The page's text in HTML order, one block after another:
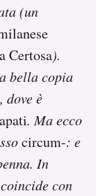
(un
Certosa).
bella copia
, dove è
. Ma ecco
circum-: e
In
con